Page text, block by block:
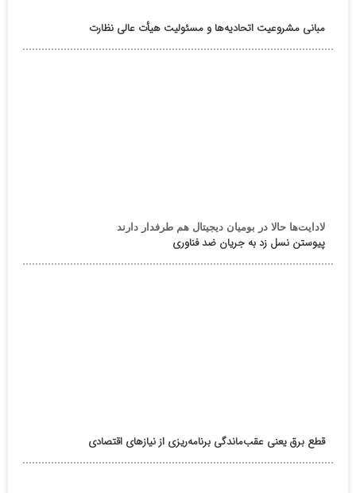
مبانی مشروعیت اتحادیه‌ها و مسئولیت هیأت عالی نظارت
لادایت‌ها حالا در بومیان دیجیتال هم طرفدار دارند
پیوستن نسل زد به جریان ضد فناوری
قطع برق یعنی عقب‌ماندگی برنامه‌ریزی از نیازهای اقتصادی